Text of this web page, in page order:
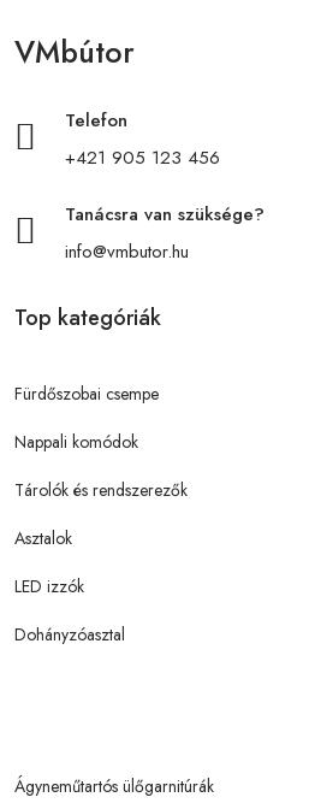
VMbútor
Telefon
+421 905 123 456
Tanácsra van szüksége?
info@vmbutor.hu
Top kategóriák
Fürdőszobai csempe
Nappali komódok
Tárolók és rendszerezők
Asztalok
LED izzók
Dohányzóasztal
Ágyneműtartós ülőgarnitúrák